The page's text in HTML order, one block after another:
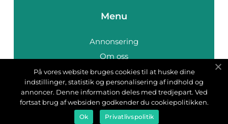
Menu
Annonsering
Om oss
Cookies
Kontakta oss
Sitemap
På vores website bruges cookies til at huske dine
indstillinger, statistik og personalisering af indhold og
annoncer. Denne information deles med tredjepart. Ved
fortsat brug af websiden godkender du cookiepolitikken.
Ok Privatlivspolitik